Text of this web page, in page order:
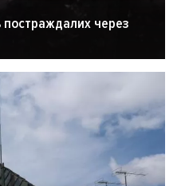
постраждалих через